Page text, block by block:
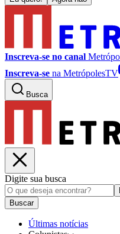
Inscreva-se no canal
Inscreva-se na MetrópolesTV
Busca
Digite sua busca
Buscar
Últimas notícias